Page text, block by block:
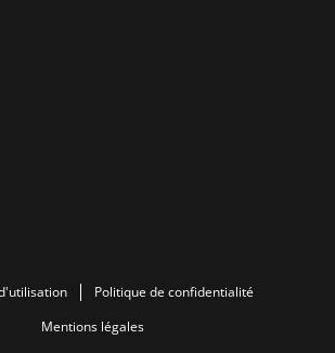
Politique de confidentialité
Mentions légales